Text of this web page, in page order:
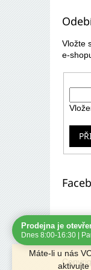
Máte-li u nás
aktivujte
Vložte
e-
Prodejna je
Dnes 8:00-16:30 |
Navštivte
Čas
8:00 -